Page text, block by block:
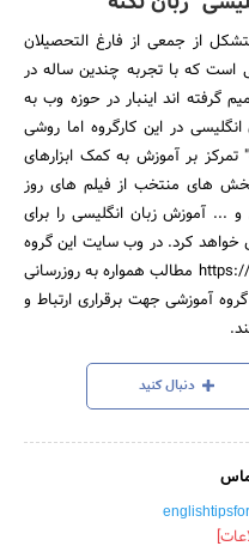
از جمعی از فارغ التحصیلان
است که با تجربه چندین ساله در
اند اینبار در حوزه وب به
در این کارگروه اما روشی
تمرکز بر آموزش به کمک ابزارهای
های منتخب از فیلم های روز
... آموزش زبان انگلیسی را برای
کرد. در وب سایت این گروه
آموزشی به آدرس https://englishtipsforyou.com مطالب همواره به روزرسانی
آموزشی جهت برقراری ارتباط و
دنبال کنید